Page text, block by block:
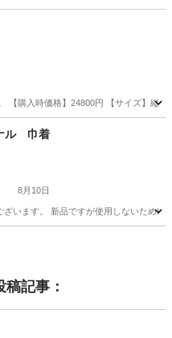
【購入時価格】24800円 【サイズ】縦
ル 巾着
8月10日
ざいます。 新品ですが使用しないため
記事：